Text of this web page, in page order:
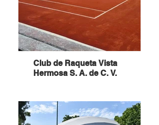
Club de Raqueta Vista
Hermosa S. A. de C. V.